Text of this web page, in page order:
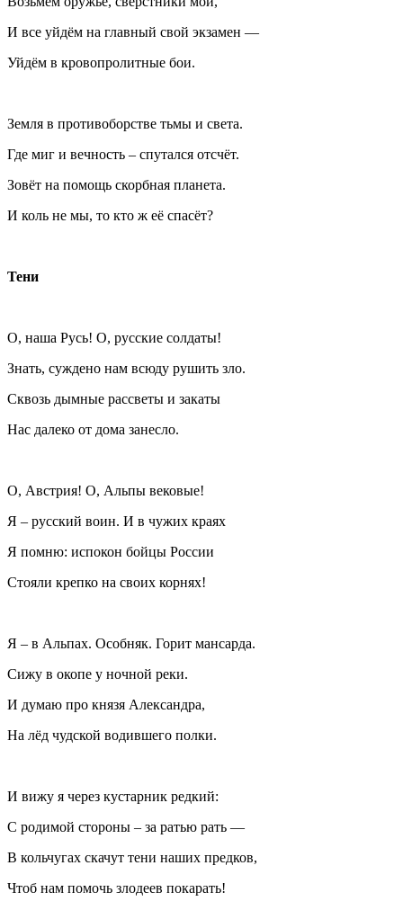
И все уйдём на главный свой экзамен —
Уйдём в кровопролитные бои.
Земля в противоборстве тьмы и света.
Где миг и вечность – спутался отсчёт.
Зовёт на помощь скорбная планета.
И коль не мы, то кто ж её спасёт?
Тени
О, наша Русь! О, русские солдаты!
Знать, суждено нам всюду рушить зло.
Сквозь дымные рассветы и закаты
Нас далеко от дома занесло.
О, Австрия! О, Альпы вековые!
Я – русский воин. И в чужих краях
Я помню: испокон бойцы России
Стояли крепко на своих корнях!
Я – в Альпах. Особняк. Горит мансарда.
Сижу в окопе у ночной реки.
И думаю про князя Александра,
На лёд чудской водившего полки.
И вижу я через кустарник редкий:
С родимой стороны – за ратью рать —
В кольчугах скачут тени наших предков,
Чтоб нам помочь злодеев покарать!